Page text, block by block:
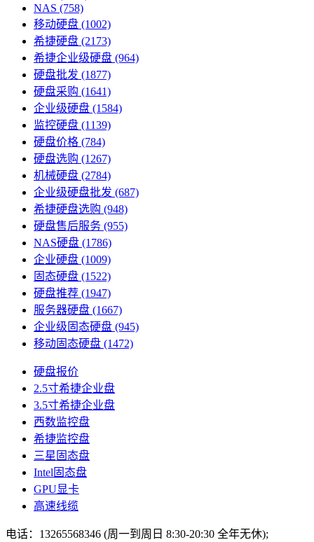
NAS (758)
移动硬盘 (1002)
希捷硬盘 (2173)
希捷企业级硬盘 (964)
硬盘批发 (1877)
硬盘采购 (1641)
企业级硬盘 (1584)
监控硬盘 (1139)
硬盘价格 (784)
硬盘选购 (1267)
机械硬盘 (2784)
企业级硬盘批发 (687)
希捷硬盘选购 (948)
硬盘售后服务 (955)
NAS硬盘 (1786)
企业硬盘 (1009)
固态硬盘 (1522)
硬盘推荐 (1947)
服务器硬盘 (1667)
企业级固态硬盘 (945)
移动固态硬盘 (1472)
硬盘报价
2.5寸希捷企业盘
3.5寸希捷企业盘
西数监控盘
希捷监控盘
三星固态盘
Intel固态盘
GPU显卡
高速线缆
电话：13265568346 (周一到周日 8:30-20:30 全年无休);